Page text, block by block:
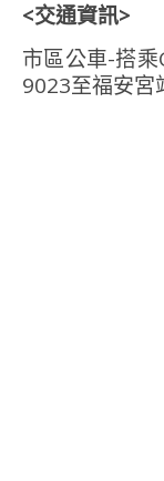
<交通資訊>
市區公車-搭
9023至福安宮